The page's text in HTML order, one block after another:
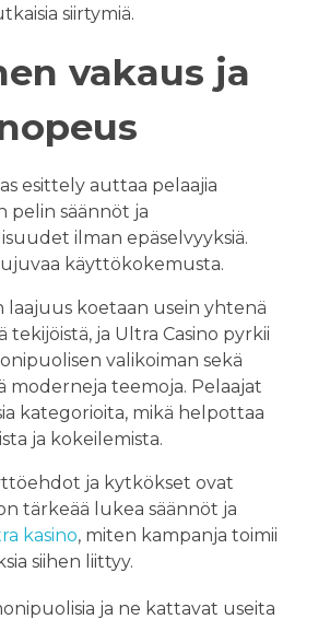
siirtymiä.
vakaus ja
esittely auttaa pelaajia
pelin säännöt ja
ilman epäselvyyksiä.
käyttökokemusta.
laajuus koetaan usein yhtenä
tekijöistä, ja Ultra Casino pyrkii
valikoiman sekä
moderneja teemoja. Pelaajat
kategorioita, mikä helpottaa
ja kokeilemista.
ja kytkökset ovat
tärkeää lukea säännöt ja
kasino, miten kampanja toimii
siihen liittyy.
ja ne kattavat useita